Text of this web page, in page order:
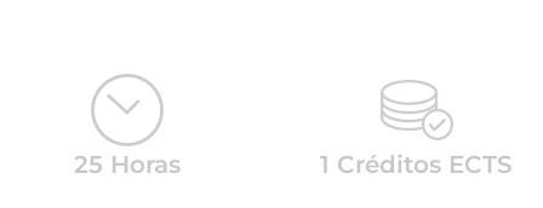
25 Horas 1 Créditos ECTS